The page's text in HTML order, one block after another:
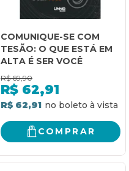
COMUNIQUE-SE COM
TESÃO: O QUE ESTÁ EM
ALTA É SER VOCÊ
R$ 69,90
R$ 62,91
R$ 62,91
COMPRAR